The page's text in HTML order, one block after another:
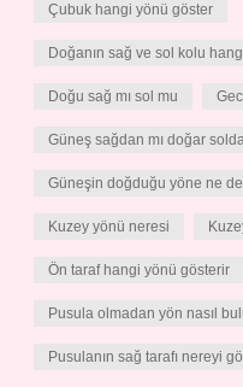
Çubuk hangi yönü göster
Doğanın sağ ve sol kolu
Doğu sağ mı sol mu
Güneş sağdan mı doğar
Güneşin doğduğu yöne ne
Kuzey yönü neresi
Ön taraf hangi yönü gösterir
Pusula olmadan yön nasıl
Pusulanın sağ tarafı nereyi